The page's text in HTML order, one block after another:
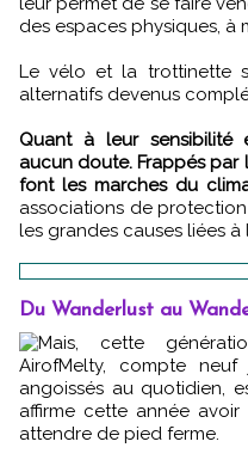
des espaces physiques, à
Le vélo et la trottinette
alternatifs devenus
Quant à leur sensibilité
aucun doute. Frappés par
font les marches du
associations de
les grandes causes liées
Du Wanderlust au
Mais, cette
AirofMelty, compte
angoissés au quotidien,
affirme cette année
attendre de pied ferme.